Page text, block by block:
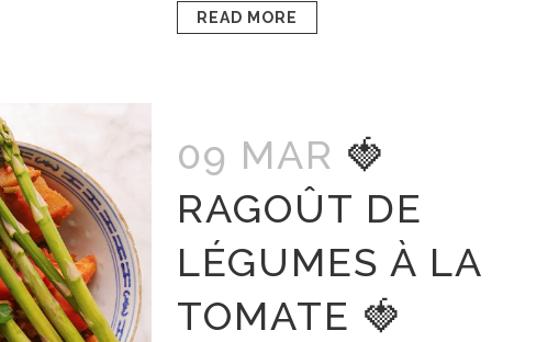
READ MORE
09 MAR 🍓
RAGOÛT DE
LÉGUMES À LA
TOMATE 🍓